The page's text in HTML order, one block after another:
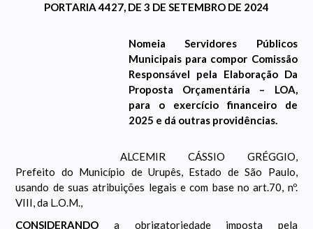
PORTARIA 4427, DE 3 DE SETEMBRO DE 2024
Nomeia Servidores Públicos
Municipais para compor Comissão
Responsável pela Elaboração Da
Proposta Orçamentária – LOA,
para o exercício financeiro de
2025 e dá outras providências.
ALCEMIR CÁSSIO GRÉGGIO,
Prefeito do Município de Urupês, Estado de São Paulo,
usando de suas atribuições legais e com base no art.70, nº.
VIII, da L.O.M.,
CONSIDERANDO a obrigatoriedade imposta pela